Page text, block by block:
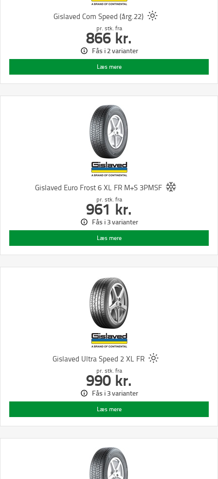
Gislaved Com Speed (årg.22)
pr. stk. fra
866 kr.
Fås i 2 varianter
Læs mere
Gislaved Euro Frost 6 XL FR M+S 3PMSF
pr. stk. fra
961 kr.
Fås i 3 varianter
Læs mere
Gislaved Ultra Speed 2 XL FR
pr. stk. fra
990 kr.
Fås i 3 varianter
Læs mere